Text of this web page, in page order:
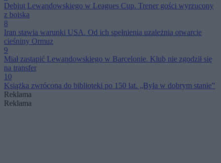
Debiut Lewandowskiego w Leagues Cup. Trener gości wyrzucony
z boiska
8
Iran stawia warunki USA. Od ich spełnienia uzależnia otwarcie
cieśniny Ormuz
9
Miał zastąpić Lewandowskiego w Barcelonie. Klub nie zgodził się
na transfer
10
Książka zwrócona do biblioteki po 150 lat. „Była w dobrym stanie”
Reklama
Reklama